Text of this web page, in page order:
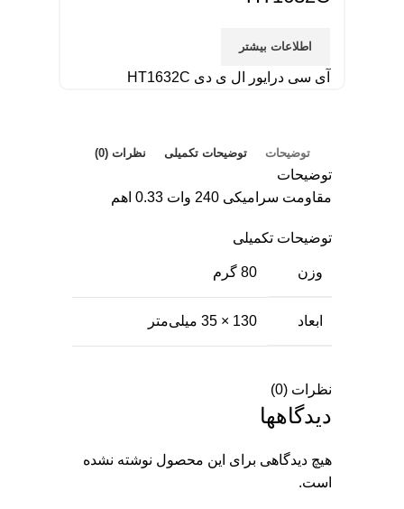
اطلاعات بیشتر
آی سی درایور ال ی دی HT1632C
توضیحات توضیحات تکمیلی نظرات (0)
توضیحات
مقاومت سرامیکی 240 وات 0.33 اهم
توضیحات تکمیلی
وزن 80 گرم
ابعاد 130 × 35 میلی‌متر
نظرات (0)
دیدگاهها
هیچ دیدگاهی برای این محصول نوشته نشده
است.